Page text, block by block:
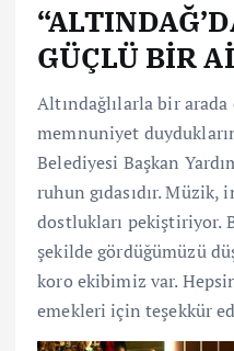
GÜÇLÜ BİR
Altındağlılarla bir
memnuniyet
Belediyesi Başkan
ruhun gıdasıdır.
dostlukları pekiştiriyor.
şekilde gördüğümüzü
koro ekibimiz var.
emekleri için teşekkür